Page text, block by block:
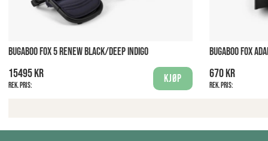
BUGABOO FOX 5 RENEW BLACK/DEEP INDIGO
15495 kr
Rek. pris:
Kjøp
BUGABOO FOX
670 kr
Rek. pris: